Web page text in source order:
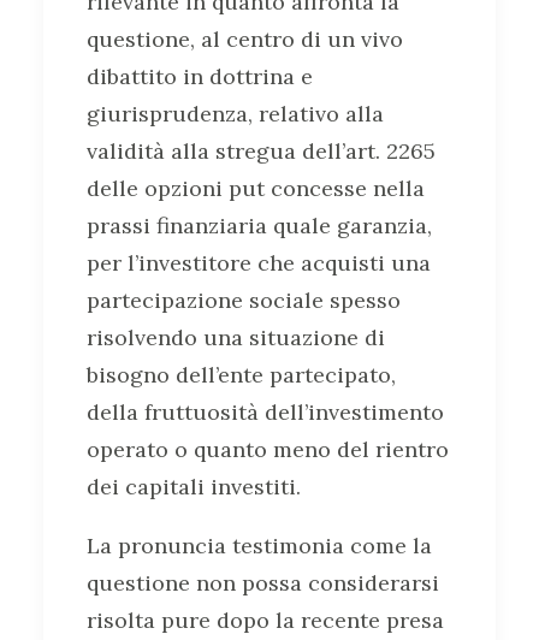
questione, al centro di un vivo
dibattito in dottrina e
giurisprudenza, relativo alla
validità alla stregua dell’art. 2265
delle opzioni put concesse nella
prassi finanziaria quale garanzia,
per l’investitore che acquisti una
partecipazione sociale spesso
risolvendo una situazione di
bisogno dell’ente partecipato,
della fruttuosità dell’investimento
operato o quanto meno del rientro
dei capitali investiti.
La pronuncia testimonia come la
questione non possa considerarsi
risolta pure dopo la recente presa